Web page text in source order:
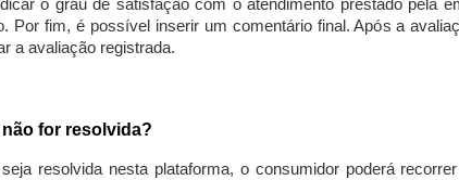
o grau de satisfação com o atendimento prestado pela
Por fim, é possível inserir um comentário final. Após a
a avaliação registrada.
não for resolvida?
resolvida nesta plataforma, o consumidor poderá